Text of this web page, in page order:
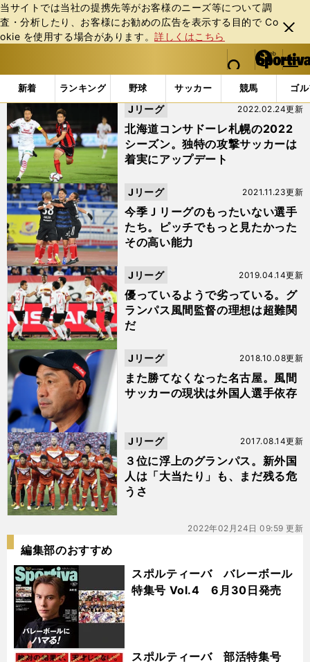
当サイトでは当社の提携先等がお客様のニーズ等について調
査・分析したり、お客様にお勧めの広告を表⽰する⽬的で Co
okie を使⽤する場合があります。詳しくはこちら
閉じ
る
web Sportiva (webスポルティーバ)
検索
マイペ
ー
ジ
メニュ
新着 ランキング 野球 サッカー 競馬 ゴ
b
ス
ル
テ
ィ
ー
バ
「#ガブリエル・シャビエル」の最新ニュース・ 情報
北海道コンサドーレ札幌の2022
シーズン。独特の攻撃サッカーは
着実にアップデート
2022.02.24更新
Jリーグ
今季Ｊリーグのもったいない選手
たち。ピッチでもっと見たかった
その高い能力
2021.11.23更新
Jリーグ
優っているようで劣っている。グ
ランパス風間監督の理想は超難関
だ
2019.04.14更新
Jリーグ
また勝てなくなった名古屋。風間
サッカーの現状は外国人選手依存
2018.10.08更新
Jリーグ
３位に浮上のグランパス。新外国
人は「大当たり」も、まだ残る危
うさ
2017.08.14更新
Jリーグ
2022年02月24日 09:59 更新
編集部のおすすめ
スポルティーバ バレーボール
特集号 Vol.4 6月30日発売
スポルティーバ 部活特集号